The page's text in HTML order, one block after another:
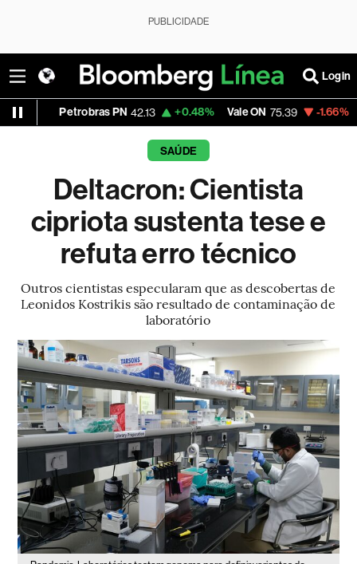
PUBLICIDADE
Login
Petrobras PN 42.13 +0.48% Vale ON 75.39 -1.66% Itaú PN
SAÚDE
Deltacron: Cientista
cipriota sustenta tese e
refuta erro técnico
Outros cientistas especularam que as descobertas de
Leonidos Kostrikis são resultado de contaminação de
laboratório